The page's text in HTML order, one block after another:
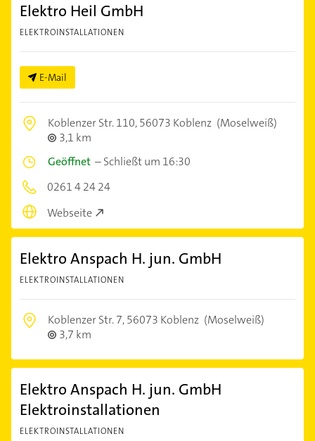
Elektro Heil GmbH
ELEKTROINSTALLATIONEN
E-Mail
Koblenzer Str. 110,56073 Koblenz (Moselweiß)
3,1 km
Geöffnet –Schließt um 16:30
0261 4 24 24
Webseite
Elektro Anspach H. jun. GmbH
ELEKTROINSTALLATIONEN
Koblenzer Str. 7,56073 Koblenz (Moselweiß)
3,7 km
Elektro Anspach H. jun. GmbH
Elektroinstallationen
ELEKTROINSTALLATIONEN